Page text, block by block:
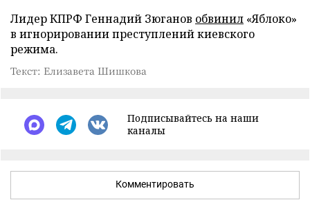
Лидер КПРФ Геннадий Зюганов обвинил «Яблоко»
в игнорировании преступлений киевского
режима.
Текст: Елизавета Шишкова
Подписывайтесь на наши
каналы
Комментировать